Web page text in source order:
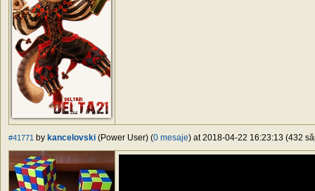
#41771 by kancelovski (Power User) (0 mesaje) at 2018-04-22 16:23:13 (432